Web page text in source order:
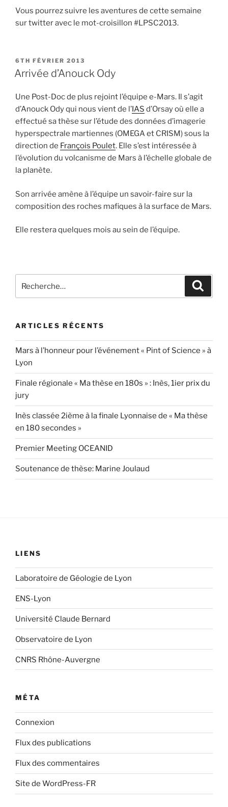
Vous pourrez suivre les aventures de cette semaine
sur twitter avec le mot-croisillon #LPSC2013.
PUBLIÉ
LE
6TH FÉVRIER 2013
Arrivée d’Anouck Ody
Une Post-Doc de plus rejoint l’équipe e-Mars. Il s’agit
d’Anouck Ody qui nous vient de l’ IAS d’Orsay où elle a
effectué sa thèse sur l’étude des données d’imagerie
hyperspectrale martiennes (OMEGA et CRISM) sous la
direction de François Poulet. Elle s’est intéressée à
l’évolution du volcanisme de Mars à l’échelle globale de
la planète.
Son arrivée amène à l’équipe un savoir-faire sur la
composition des roches mafiques à la surface de Mars.
Elle restera quelques mois au sein de l’équipe.
pour
ARTICLES RÉCENTS
Mars à l’honneur pour l’événement « Pint of Science » à
Lyon
Finale régionale « Ma thèse en 180s » : Inès, 1ier prix du
jury
Inès classée 2ième à la finale Lyonnaise de « Ma thèse
en 180 secondes »
Premier Meeting OCEANID
Soutenance de thèse: Marine Joulaud
LIENS
Laboratoire de Géologie de Lyon
ENS-Lyon
Université Claude Bernard
Observatoire de Lyon
CNRS Rhône-Auvergne
MÉTA
Connexion
Flux des publications
Flux des commentaires
Site de WordPress-FR